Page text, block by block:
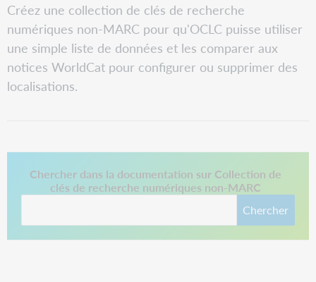
Créez une collection de clés de recherche
numériques non-MARC pour qu'OCLC puisse utiliser
une simple liste de données et les comparer aux
notices WorldCat pour configurer ou supprimer des
localisations.
Chercher dans la documentation sur Collection de
clés de recherche numériques non-MARC
Chercher
Ce lien s'ouvre dans un nouvel onglet.